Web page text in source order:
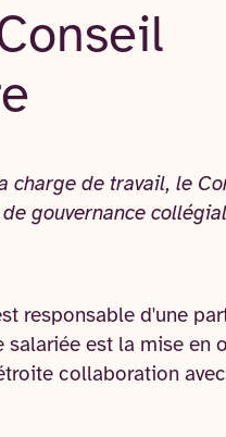
de travail, le
gouvernance
responsable d'une
salariée est la mise
collaboration